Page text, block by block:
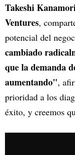
Takeshi
Ventures,
potencial del
cambiado
que la demanda
aumentando",
prioridad a los
éxito, y creemos